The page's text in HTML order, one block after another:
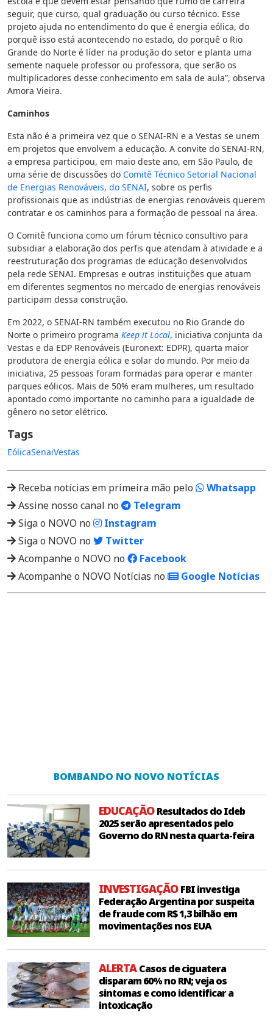
seguir, que curso, qual graduação ou curso técnico. Esse
projeto ajuda no entendimento do que é energia eólica, do
porquê isso está acontecendo no estado, do porquê o Rio
Grande do Norte é líder na produção do setor e planta uma
semente naquele professor ou professora, que serão os
multiplicadores desse conhecimento em sala de aula”, observa
Amora Vieira.
Caminhos
Esta não é a primeira vez que o SENAI-RN e a Vestas se unem
em projetos que envolvem a educação. A convite do SENAI-RN,
a empresa participou, em maio deste ano, em São Paulo, de
uma série de discussões do Comitê Técnico Setorial Nacional
de Energias Renováveis, do SENAI, sobre os perfis
profissionais que as indústrias de energias renováveis querem
contratar e os caminhos para a formação de pessoal na área.
O Comitê funciona como um fórum técnico consultivo para
subsidiar a elaboração dos perfis que atendam à atividade e a
reestruturação dos programas de educação desenvolvidos
pela rede SENAI. Empresas e outras instituições que atuam
em diferentes segmentos no mercado de energias renováveis
participam dessa construção.
Em 2022, o SENAI-RN também executou no Rio Grande do
Norte o primeiro programa Keep it Local, iniciativa conjunta da
Vestas e da EDP Renováveis (Euronext: EDPR), quarta maior
produtora de energia eólica e solar do mundo. Por meio da
iniciativa, 25 pessoas foram formadas para operar e manter
parques eólicos. Mais de 50% eram mulheres, um resultado
apontado como importante no caminho para a igualdade de
gênero no setor elétrico.
Tags
EólicaSenaiVestas
Receba notícias em primeira mão pelo
Whatsapp
Assine nosso canal no
Telegram
Siga o NOVO no
Instagram
Siga o NOVO no
Twitter
Acompanhe o NOVO no
Facebook
Acompanhe o NOVO Notícias no
Google Notícias
BOMBANDO NO NOVO NOTÍCIAS
EDUCAÇÃOResultados do Ideb
2025 serão apresentados pelo
Governo do RN nesta quarta-feira
INVESTIGAÇÃOFBI investiga
Federação Argentina por suspeita
de fraude com R$ 1,3 bilhão em
movimentações nos EUA
ALERTACasos de ciguatera
disparam 60% no RN; veja os
sintomas e como identificar a
intoxicação